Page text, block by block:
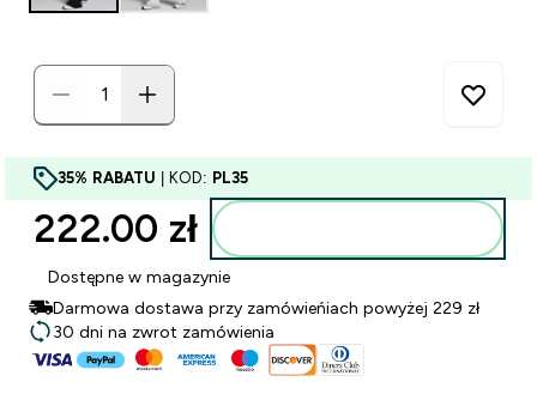
35% RABATU | KOD: PL35
222.00 zł‎
Dostępne w magazynie
Darmowa dostawa przy zamówieńiach powyżej 229 zł
30 dni na zwrot zamówienia